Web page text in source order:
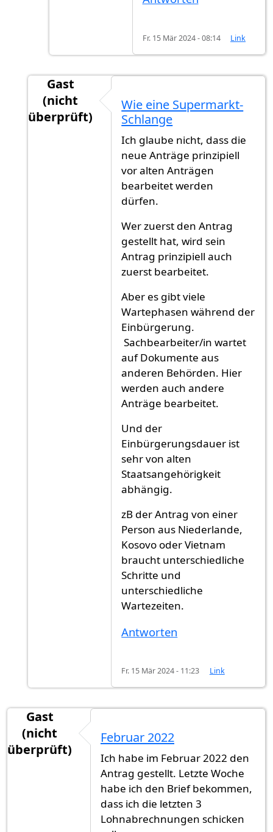
Fr. 15 Mär 2024 - 08:14 Link
Gast
(nicht
überprüft)
Wie eine Supermarkt-
Schlange
Ich glaube nicht, dass die
neue Anträge prinzipiell
vor alten Anträgen
bearbeitet werden
dürfen.
Wer zuerst den Antrag
gestellt hat, wird sein
Antrag prinzipiell auch
zuerst bearbeitet.
Aber es gibt viele
Wartephasen während der
Einbürgerung.
Sachbearbeiter/in wartet
auf Dokumente aus
anderen Behörden. Hier
werden auch andere
Anträge bearbeitet.
Und der
Einbürgerungsdauer ist
sehr von alten
Staatsangehörigkeit
abhängig.
zB der Antrag von einer
Person aus Niederlande,
Kosovo oder Vietnam
braucht unterschiedliche
Schritte und
unterschiedliche
Wartezeiten.
Antworten
Fr. 15 Mär 2024 - 11:23 Link
Gast
(nicht
überprüft)
Februar 2022
Ich habe im Februar 2022 den
Antrag gestellt. Letzte Woche
habe ich den Brief bekommen,
dass ich die letzten 3
Lohnabrechnungen schicken